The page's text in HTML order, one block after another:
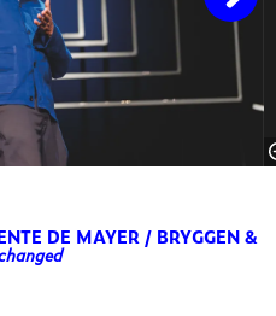
DE MAYER / BRYGGEN &